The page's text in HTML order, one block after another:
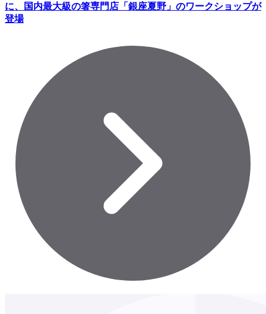
に、国内最大級の箸専門店「銀座夏野」のワークショップが
登場